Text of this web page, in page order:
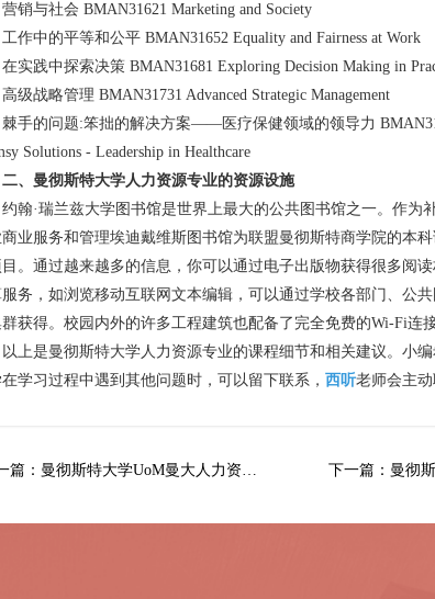
与社会 BMAN31621 Marketing and Society
中的平等和公平 BMAN31652 Equality and Fairness at Work
践中探索决策 BMAN31681 Exploring Decision Making in
战略管理 BMAN31731 Advanced Strategic Management
的问题:笨拙的解决方案——医疗保健领域的领导力
Solutions - Leadership in Healthcare
二、曼彻斯特大学人力资源专业的资源设施
·瑞兰兹大学图书馆是世界上最大的公共图书馆之一。作为
业服务和管理埃迪戴维斯图书馆为联盟曼彻斯特商学院的本
。通过越来越多的信息，你可以通过电子出版物获得很多阅
务，如浏览移动互联网文本编辑，可以通过学校各部门、公
获得。校园内外的许多工程建筑也配备了完全免费的Wi-Fi连接
是曼彻斯特大学人力资源专业的课程细节和相关建议。小编
在学习过程中遇到其他问题时，可以留下联系， 西听老师会主动
篇：曼彻斯特大学UoM曼大人力资源辅导补习补… 下一篇 ：曼彻斯特大